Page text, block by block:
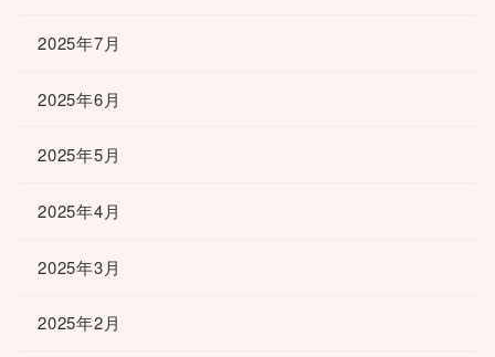
2025年7月
2025年6月
2025年5月
2025年4月
2025年3月
2025年2月